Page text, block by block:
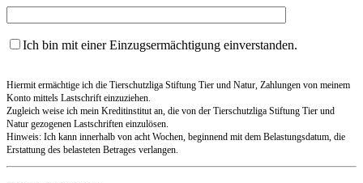
Ich bin mit einer Einzugsermächtigung einverstanden.
Hiermit ermächtige ich die Tierschutzliga Stiftung Tier und Natur, Zahlungen von meinem
Konto mittels Lastschrift einzuziehen.
Zugleich weise ich mein Kreditinstitut an, die von der Tierschutzliga Stiftung Tier und
Natur gezogenen Lastschriften einzulösen.
Hinweis: Ich kann innerhalb von acht Wochen, beginnend mit dem Belastungsdatum, die
Erstattung des belasteten Betrages verlangen.